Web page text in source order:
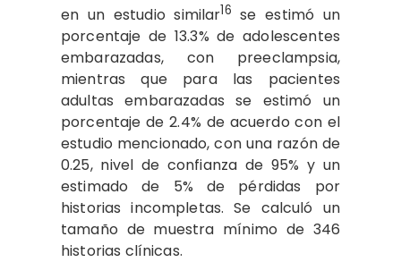
en un estudio similar16 se estimó un
porcentaje de 13.3% de adolescentes
embarazadas, con preeclampsia,
mientras que para las pacientes
adultas embarazadas se estimó un
porcentaje de 2.4% de acuerdo con el
estudio mencionado, con una razón de
0.25, nivel de confianza de 95% y un
estimado de 5% de pérdidas por
historias incompletas. Se calculó un
tamaño de muestra mínimo de 346
historias clínicas.